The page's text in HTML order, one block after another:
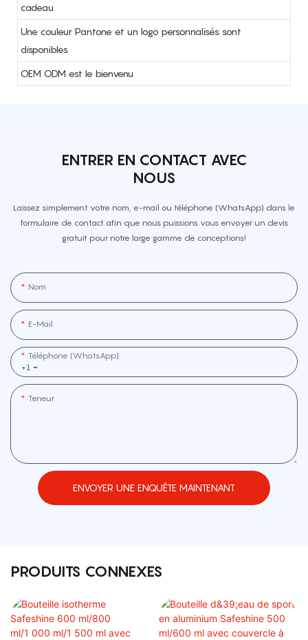
cadeau
Une couleur Pantone et un logo personnalisés sont
disponibles
OEM ODM est le bienvenu
ENTRER EN CONTACT AVEC
NOUS
Laissez simplement votre nom, e-mail ou téléphone (WhatsApp) dans le
formulaire de contact afin que nous puissions vous envoyer un devis
gratuit pour notre large gamme de conceptions!
Nom
E-Mail
+1
Téléphone (WhatsApp]
Teneur
ENVOYER UNE ENQUÊTE MAINTENANT
PRODUITS CONNEXES